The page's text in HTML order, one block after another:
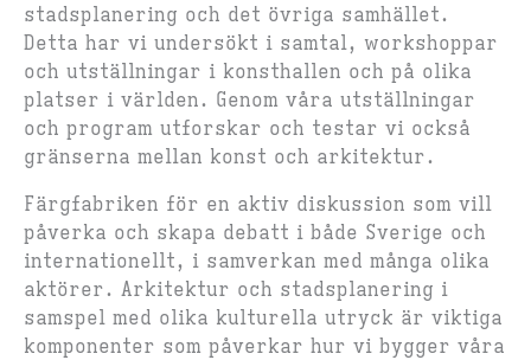
stadsplanering och det övriga samhället.
Detta har vi undersökt i samtal, workshoppar
och utställningar i konsthallen och på olika
platser i världen. Genom våra utställningar
och program utforskar och testar vi också
gränserna mellan konst och arkitektur.
Färgfabriken för en aktiv diskussion som vill
påverka och skapa debatt i både Sverige och
internationellt, i samverkan med många olika
aktörer. Arkitektur och stadsplanering i
samspel med olika kulturella utryck är viktiga
komponenter som påverkar hur vi bygger våra